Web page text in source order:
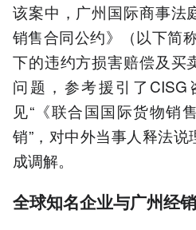
该案中，广州国际商事法
销售合同公约》（以下简
下的违约方损害赔偿及买
问题，参考援引了
见“《联合国国际货物销
销”，对中外当事人释法
成调解。
全球知名企业与广州经